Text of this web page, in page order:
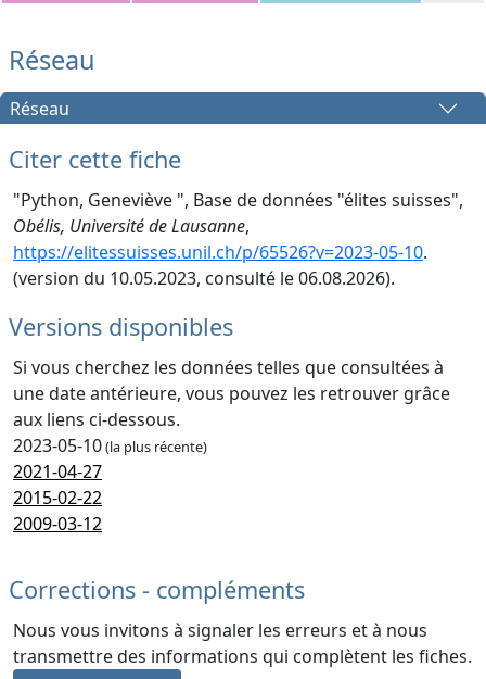
Réseau
Réseau
Citer cette fiche
"Python, Geneviève ", Base de données "élites suisses",
Obélis, Université de Lausanne,
https://elitessuisses.unil.ch/p/65526?v=2023-05-10.
(version du 10.05.2023, consulté le 06.08.2026).
Versions disponibles
Si vous cherchez les données telles que consultées à
une date antérieure, vous pouvez les retrouver grâce
aux liens ci-dessous.
2023-05-10(la plus récente)
2021-04-27
2015-02-22
2009-03-12
Corrections - compléments
Nous vous invitons à signaler les erreurs et à nous
transmettre des informations qui complètent les fiches.